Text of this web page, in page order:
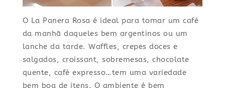
O La Panera Rosa é ideal para tomar um café
da manhã daqueles bem argentinos ou um
lanche da tarde. Waffles, crepes doces e
salgados, croissant, sobremesas, chocolate
quente, café expresso…tem uma variedade
bem boa de itens. O ambiente é bem